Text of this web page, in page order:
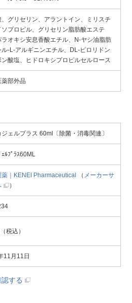
、グリセリン、アラントイン、ミリスチ
ソプロピル、グリセリン脂肪酸エステ
ラオキシ安息香酸エチル、N-ヤシ油脂肪
ル-L-アルギニンエチル、DL-ピロリドン
ン酸塩、ヒドロキシプロピルセルロース
部外品
ェルプラス 60ml〔除菌・消毒関連〕
ﾙﾌﾟﾗｽ60ML
薬｜KENEI Pharmaceutical （ メーカーサ
）
税込）
11月11日
する